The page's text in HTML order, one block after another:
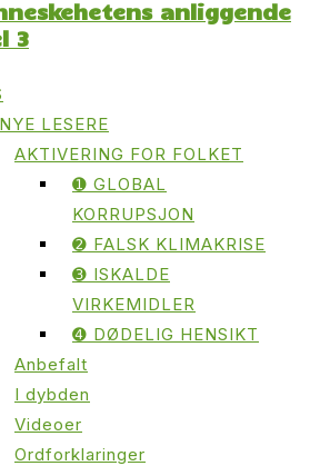
anliggende
3
LESERE
AKTIVERING FOR FOLKET
➊ GLOBAL
KORRUPSJON
➋ FALSK KLIMAKRISE
➌ ISKALDE
VIRKEMIDLER
➍ DØDELIG HENSIKT
Anbefalt
I dybden
Videoer
Ordforklaringer